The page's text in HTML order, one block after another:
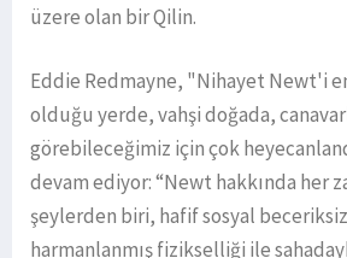
üzere olan bir Qilin.
Eddie Redmayne, "Nihayet Newt'i
olduğu yerde, vahşi doğada,
görebileceğimiz için çok
devam ediyor: “Newt hakkında her
şeylerden biri, hafif sosyal
harmanlanmış fizikselliği ile